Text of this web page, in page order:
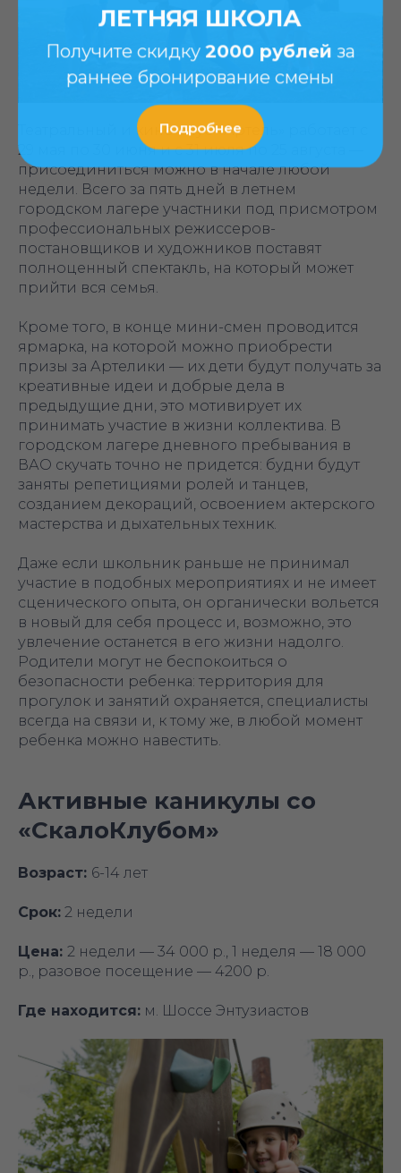
Театральный и кино-клуб «‎Артель» работает с
29 мая по 30 июня и с 31 июля по 25 августа —
присоединиться можно в начале любой
недели. Всего за пять дней в летнем
городском лагере участники под присмотром
профессиональных режиссеров-
постановщиков и художников поставят
полноценный спектакль, на который может
прийти вся семья.
Кроме того, в конце мини-смен проводится
ярмарка, на которой можно приобрести
призы за Артелики — их дети будут получать за
креативные идеи и добрые дела в
предыдущие дни, это мотивирует их
принимать участие в жизни коллектива. В
городском лагере дневного пребывания в
ВАО скучать точно не придется: будни будут
заняты репетициями ролей и танцев,
созданием декораций, освоением актерского
мастерства и дыхательных техник.
Даже если школьник раньше не принимал
участие в подобных мероприятиях и не имеет
сценического опыта, он органически вольется
в новый для себя процесс и, возможно, это
увлечение останется в его жизни надолго.
Родители могут не беспокоиться о
безопасности ребенка: территория для
прогулок и занятий охраняется, специалисты
всегда на связи и, к тому же, в любой момент
ребенка можно навестить.
Активные каникулы со
«‎СкалоКлубом»
Возраст: 6-14 лет
Срок: 2 недели
Цена: 2 недели — 34 000 р., 1 неделя — 18 000
р., разовое посещение — 4200 р.
Где находится: м. Шоссе Энтузиастов
ЛЕТНЯЯ ШКОЛА
Получите скидку 2000 рублей за
раннее бронирование смены
Подробнее